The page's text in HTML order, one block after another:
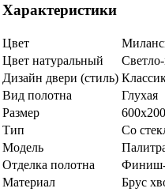
Характеристики
Цвет
Цвет натуральный
Дизайн двери (стиль)
Вид полотна
Глухая
Размер
Тип
Со
Модель
Отделка полотна
Финиш-
Материал
Брус